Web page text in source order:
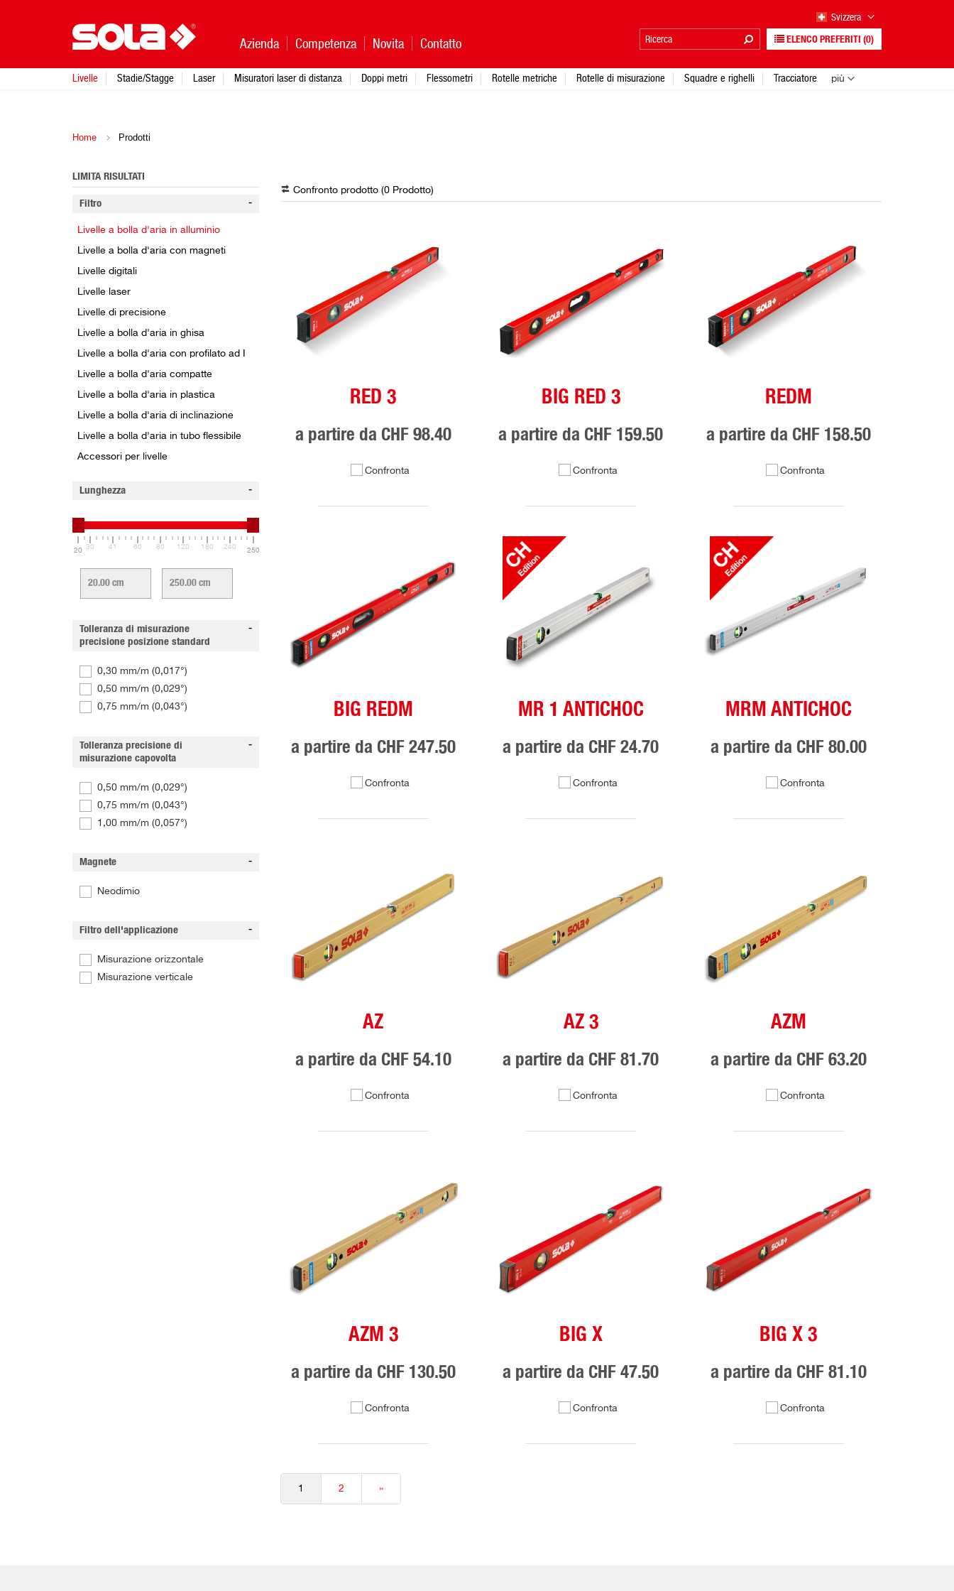
Home Prodotti
LIMITA RISULTATI
Filtro
Livelle a bolla d'aria in alluminio
Livelle a bolla d'aria con magneti
Livelle digitali
Livelle laser
Livelle di precisione
Livelle a bolla d'aria in ghisa
Livelle a bolla d'aria con profilato ad I
Livelle a bolla d'aria compatte
Livelle a bolla d'aria in plastica
Livelle a bolla d'aria di inclinazione
Livelle a bolla d'aria in tubo flessibile
Accessori per livelle
Lunghezza
20 30 41 60 80 120 180 240 250
Tolleranza di misurazione
precisione posizione standard
0,30 mm/m (0,017°)
0,50 mm/m (0,029°)
0,75 mm/m (0,043°)
Tolleranza precisione di
misurazione capovolta
0,50 mm/m (0,029°)
0,75 mm/m (0,043°)
1,00 mm/m (0,057°)
Magnete
Neodimio
Filtro dell'applicazione
Misurazione orizzontale
Misurazione verticale
Confronto prodotto (0 Prodotto)
RED 3
a partire da CHF 98.40
Confronta
BIG RED 3
a partire da CHF 159.50
Confronta
REDM
a partire da CHF 158.50
Confronta
BIG REDM
a partire da CHF 247.50
Confronta
MR 1 ANTICHOC
a partire da CHF 24.70
Confronta
MRM ANTICHOC
a partire da CHF 80.00
Confronta
AZ
a partire da CHF 54.10
Confronta
AZ 3
a partire da CHF 81.70
Confronta
AZM
a partire da CHF 63.20
Confronta
AZM 3
a partire da CHF 130.50
Confronta
BIG X
a partire da CHF 47.50
Confronta
BIG X 3
a partire da CHF 81.10
Confronta
1 2 »
Azienda Competenza Novita Contatto
Svizzera
ELENCO PREFERITI (0)
Livelle Stadie/Stagge Laser Misuratori laser di distanza Doppi metri Flessometri Rotelle metriche Rotelle di misurazione Squadre e righelli Tracciatore più